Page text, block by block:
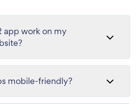
app work on my
mobile-friendly?